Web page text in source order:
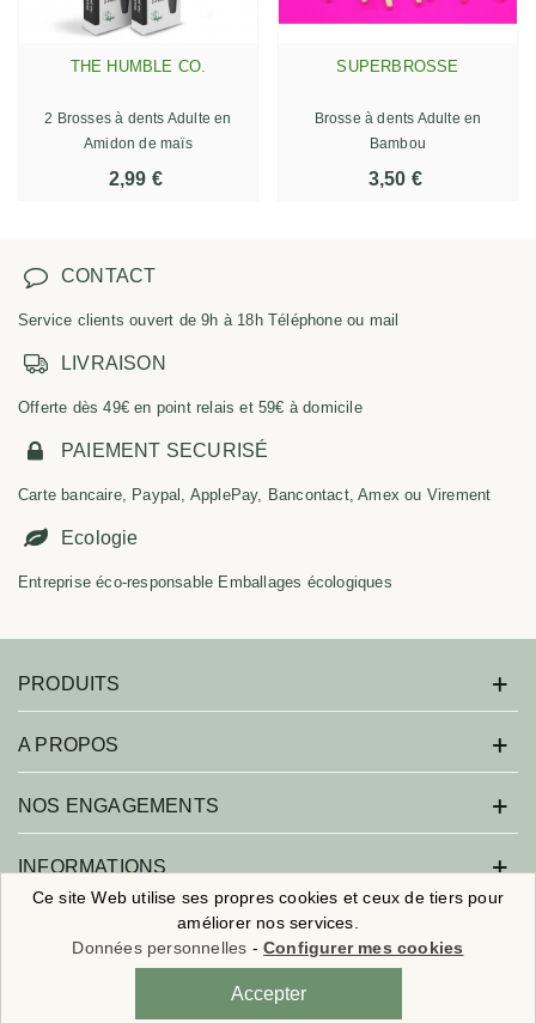
THE HUMBLE CO.
2 Brosses à dents Adulte en
Amidon de maïs
2,99 €
SUPERBROSSE
Brosse à dents Adulte en
Bambou
3,50 €
CONTACT
Service clients ouvert de 9h à 18h Téléphone ou mail
LIVRAISON
Offerte dès 49€ en point relais et 59€ à domicile
PAIEMENT SECURISÉ
Carte bancaire, Paypal, ApplePay, Bancontact, Amex ou Virement
Ecologie
Entreprise éco-responsable Emballages écologiques
PRODUITS
A PROPOS
NOS ENGAGEMENTS
INFORMATIONS
Savonne moi ! - Tous droits réservés.
Agence Web Beforcom- Référencement :
×
Nouveaux clients :5€ de remisesur
BIENVENUE
Ce site Web utilise ses propres cookies et ceux de tiers pour
améliorer nos services.
Données personnelles -Configurer mes cookies
Accepter